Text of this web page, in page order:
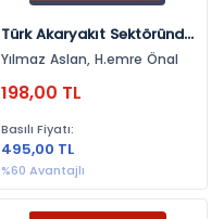
Türk Akaryakıt Sektöründe
Rekabet Yasaklarından
Doğan Sorunlar Ve Çözüm
Önerileri Yılmaz Aslan
Yılmaz Aslan, H.emre Önal
198,00 TL
Basılı Fiyatı:
495,00 TL
%60 Avantajlı